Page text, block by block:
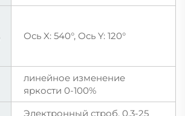
Ось X: 540°, Ось Y: 120°
линейное изменение
яркости 0-100%
Электронный строб, 0,3-25